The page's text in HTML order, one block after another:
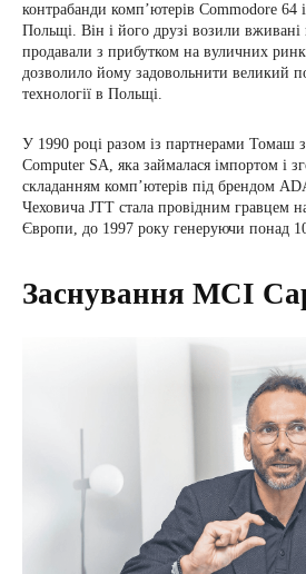
контрабанди комп’ютерів Commodore 64
Польщі. Він і його друзі возили вживані
продавали з прибутком на вуличних
дозволило йому задовольнити великий
технології в Польщі.
У 1990 році разом із партнерами Томаш
Computer SA, яка займалася імпортом і
складанням комп’ютерів під брендом
Чеховича JTT стала провідним гравцем
Європи, до 1997 року генеруючи понад
Заснування MCI